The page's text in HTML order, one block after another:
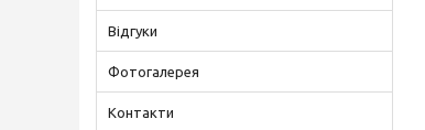
Відгуки
Фотогалерея
Контакти